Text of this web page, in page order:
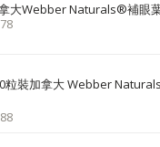
大Webber Naturals®補眼
粒裝加拿大 Webber